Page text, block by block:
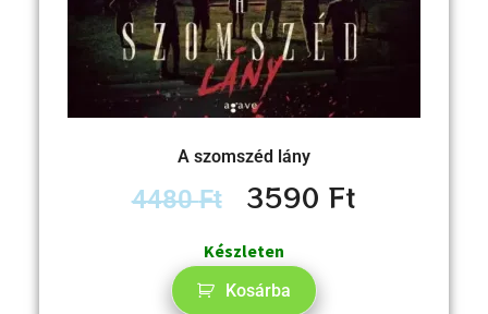
A szomszéd lány
4480Ft 3590Ft
Készleten
Kosárba